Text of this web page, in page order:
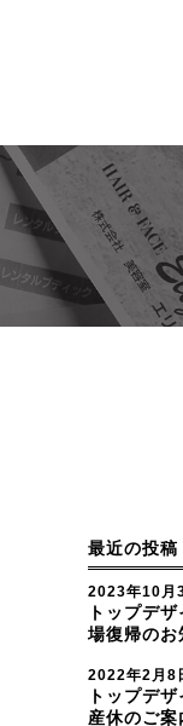
最近の投稿
2023年10月
トップデ
場復帰のお
2022年2月8
トップデ
産休のご案